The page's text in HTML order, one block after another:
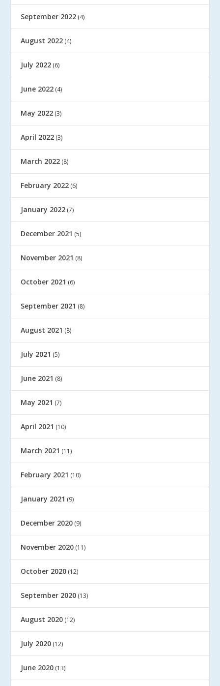
September 2022 (4)
August 2022 (4)
July 2022 (6)
June 2022 (4)
May 2022 (3)
April 2022 (3)
March 2022 (8)
February 2022 (6)
January 2022 (7)
December 2021 (5)
November 2021 (8)
October 2021 (6)
September 2021 (8)
August 2021 (8)
July 2021 (5)
June 2021 (8)
May 2021 (7)
April 2021 (10)
March 2021 (11)
February 2021 (10)
January 2021 (9)
December 2020 (9)
November 2020 (11)
October 2020 (12)
September 2020 (13)
August 2020 (12)
July 2020 (12)
June 2020 (13)